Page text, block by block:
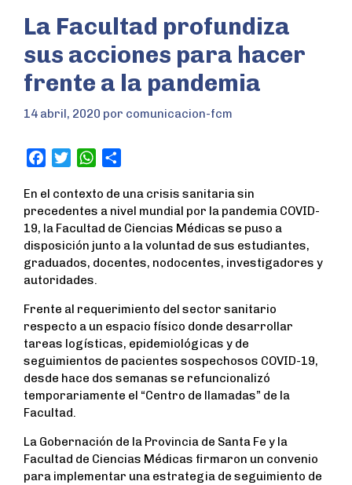
La Facultad profundiza
sus acciones para hacer
frente a la pandemia
14 abril, 2020 por comunicacion-fcm
c
e
b
o
o
k
i
t
t
e
r
W
a
t
s
A
p
p
a
r
e
En el contexto de una crisis sanitaria sin
precedentes a nivel mundial por la pandemia COVID-
19, la Facultad de Ciencias Médicas se puso a
disposición junto a la voluntad de sus estudiantes,
graduados, docentes, nodocentes, investigadores y
autoridades.
Frente al requerimiento del sector sanitario
respecto a un espacio físico donde desarrollar
tareas logísticas, epidemiológicas y de
seguimientos de pacientes sospechosos COVID-19,
desde hace dos semanas se refuncionalizó
temporariamente el “Centro de llamadas” de la
Facultad.
La Gobernación de la Provincia de Santa Fe y la
Facultad de Ciencias Médicas firmaron un convenio
para implementar una estrategia de seguimiento de